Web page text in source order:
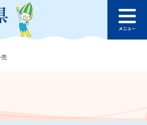
このページの本文へ
ュ
売